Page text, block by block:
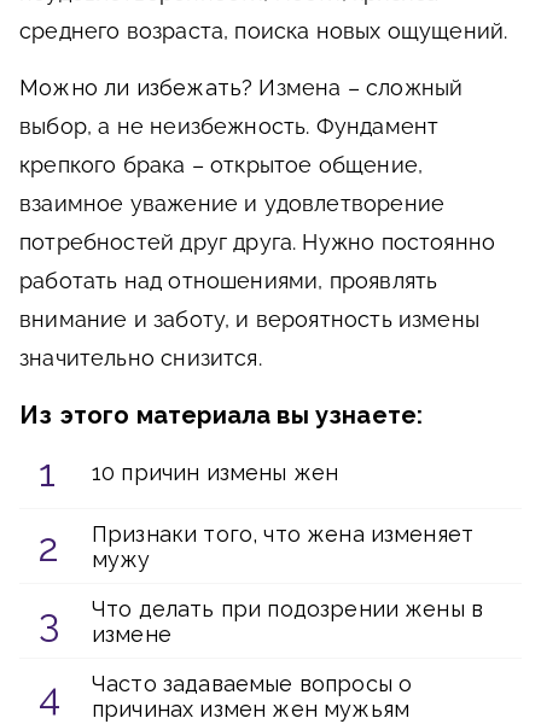
среднего возраста, поиска новых ощущений.
Можно ли избежать? Измена – сложный
выбор, а не неизбежность. Фундамент
крепкого брака – открытое общение,
взаимное уважение и удовлетворение
потребностей друг друга. Нужно постоянно
работать над отношениями, проявлять
внимание и заботу, и вероятность измены
значительно снизится.
Из этого материала вы узнаете:
10 причин измены жен
Признаки того, что жена изменяет
мужу
Что делать при подозрении жены в
измене
Часто задаваемые вопросы о
причинах измен жен мужьям